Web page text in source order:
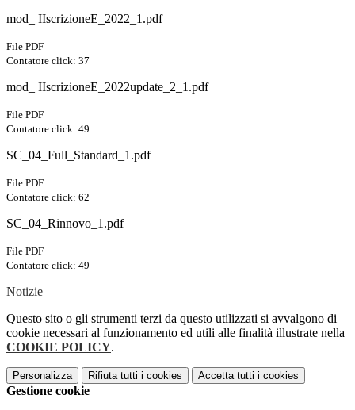
mod_ IIscrizioneE_2022_1.pdf
File PDF
Contatore click: 37
mod_ IIscrizioneE_2022update_2_1.pdf
File PDF
Contatore click: 49
SC_04_Full_Standard_1.pdf
File PDF
Contatore click: 62
SC_04_Rinnovo_1.pdf
File PDF
Contatore click: 49
Notizie
Questo sito o gli strumenti terzi da questo utilizzati si avvalgono di
cookie necessari al funzionamento ed utili alle finalità illustrate nella
COOKIE POLICY.
Personalizza Rifiuta tutti i cookies Accetta tutti i cookies
Gestione cookie